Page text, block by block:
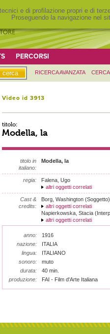
e di profilazione propri e di
Proseguendo la navigazione nel
PERCORSI
RICERCA AVANZATA
Video id 3913
titolo:
Modella, la
titolo in
italiano:
Modella, la
regia:
Falena, Ugo
altri oggetti correlati
Cast &
credits:
Borg, Washington (Soggetto)
altri oggetti correlati
Napierkowska, Stacia
altri oggetti correlati
anno:
1916
nazione:
ITALIA
lingua:
ITALIANO
sonoro:
muto
durata:
40 min.
produzione:
FAI - Film d'Arte Italiana